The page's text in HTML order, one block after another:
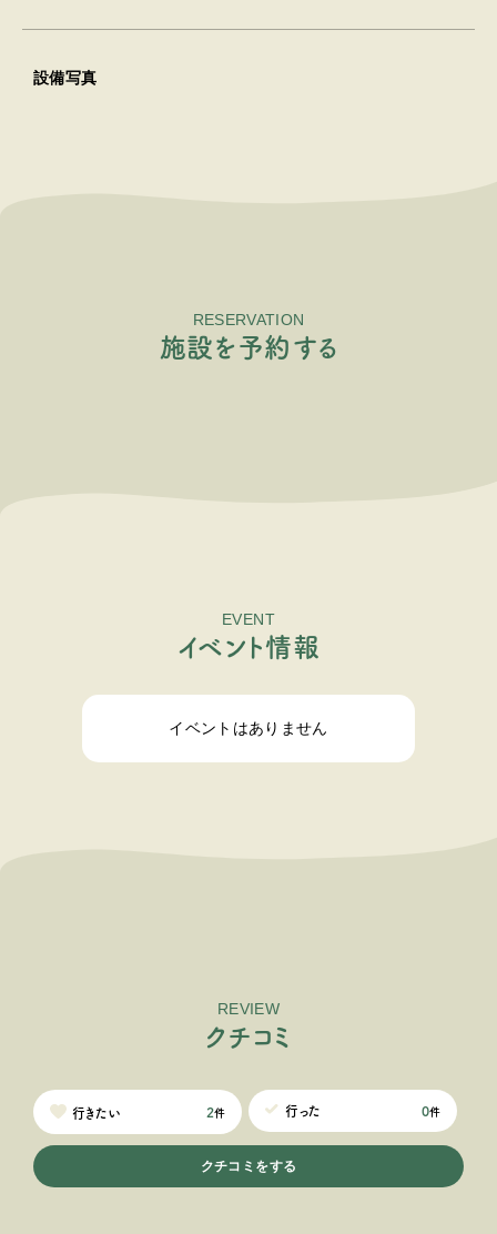
設備写真
RESERVATION
施設を 予約 する
EVENT
イベン ト情報
イベントはありません
REVIEW
ク チ コ ミ
行きたい 2件 行った 0件
クチコミをする